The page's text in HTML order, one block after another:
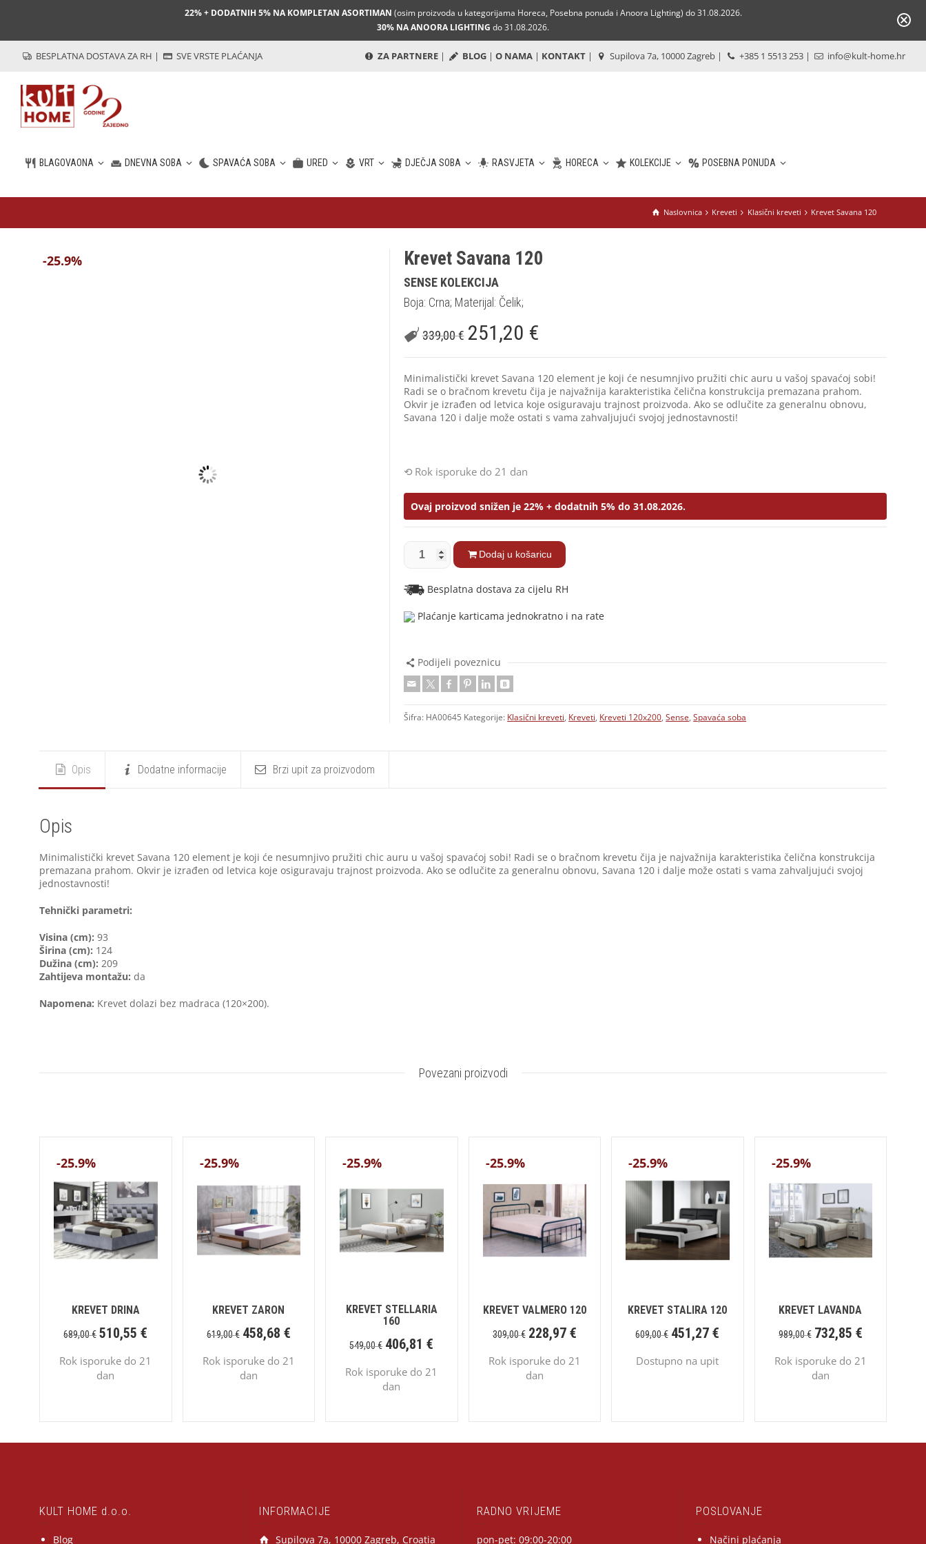
22% + DODATNIH 5% NA KOMPLETAN ASORTIMAN (osim proizvoda u kategorijama Horeca, Posebna ponuda i Anoora Lighting) do 31.08.2026.
30% NA ANOORA LIGHTING do 31.08.2026.
BESPLATNA DOSTAVA ZA RH | SVE VRSTE PLAĆANJA ZA PARTNERE | BLOG | O NAMA | KONTAKT | Supilova 7a, 10000 Zagreb | +385 1 5513 253 | info@kult-home.hr
BLAGOVAONA DNEVNA SOBA SPAVAĆA SOBA URED VRT DJEČJA SOBA RASVJETA HORECA KOLEKCIJE POSEBNA PONUDA
HR
Naslovnica Kreveti Klasični kreveti Krevet Savana 120
-25.9% Krevet Savana 120
SENSE KOLEKCIJA
Boja: Crna; Materijal: Čelik;
339,00€ 251,20 €
Minimalistički krevet Savana 120 element je koji će nesumnjivo pružiti chic auru u vašoj spavaćoj sobi!
Radi se o bračnom krevetu čija je najvažnija karakteristika čelična konstrukcija premazana prahom.
Okvir je izrađen od letvica koje osiguravaju trajnost proizvoda. Ako se odlučite za generalnu obnovu,
Savana 120 i dalje može ostati s vama zahvaljujući svojoj jednostavnosti!
Rok isporuke do 21 dan
Ovaj proizvod snižen je 22% + dodatnih 5% do 31.08.2026.
Dodaj u košaricu
Besplatna dostava za cijelu RH
Plaćanje karticama jednokratno i na rate
Podijeli poveznicu
Šifra: HA00645 Kategorije: Klasični kreveti, Kreveti, Kreveti 120x200,Sense,Spavaća soba
Opis Dodatne informacije Brzi upit za proizvodom
Opis
Minimalistički krevet Savana 120 element je koji će nesumnjivo pružiti chic auru u vašoj spavaćoj sobi! Radi se o bračnom krevetu čija je najvažnija karakteristika čelična konstrukcija
premazana prahom. Okvir je izrađen od letvica koje osiguravaju trajnost proizvoda. Ako se odlučite za generalnu obnovu, Savana 120 i dalje može ostati s vama zahvaljujući svojoj
jednostavnosti!
Tehnički parametri:
Visina (cm): 93
Širina (cm): 124
Dužina (cm): 209
Zahtijeva montažu: da
Napomena: Krevet dolazi bez madraca (120×200).
Povezani proizvodi
-25.9%
KREVET DRINA
689,00€ 510,55€
Rok isporuke do 21
dan
-25.9%
KREVET ZARON
619,00€ 458,68 €
Rok isporuke do 21
dan
-25.9%
KREVET STELLARIA
160
549,00€ 406,81€
Rok isporuke do 21
dan
-25.9%
KREVET VALMERO 120
309,00€ 228,97 €
Rok isporuke do 21
dan
-25.9%
KREVET STALIRA 120
609,00€ 451,27€
Dostupno na upit
-25.9%
KREVET LAVANDA
989,00€ 732,85 €
Rok isporuke do 21
dan
KULT HOME d.o.o.
Blog
INFORMACIJE
Supilova 7a, 10000 Zagreb, Croatia
RADNO VRIJEME
pon-pet: 09:00-20:00
POSLOVANJE
Načini plaćanja